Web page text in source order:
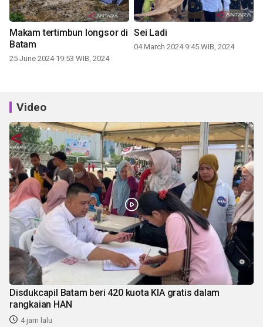
Makam tertimbun longsor di
Batam
25 June 2024 19:53 WIB, 2024
Sei Ladi
04 March 2024 9:45 WIB, 2024
Video
Disdukcapil Batam beri 420 kuota KIA gratis dalam
rangkaian HAN
4 jam lalu